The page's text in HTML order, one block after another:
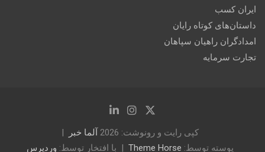
ایران کسب
داستان‌های کوتاه رایان
امدادگران راهیان سپاهان
تجارت سرمایه
کپی رایت و رونوشت: 2026
آلما خبر
پوسته توسط: Theme Horse با افتخار توسط: وردپرس